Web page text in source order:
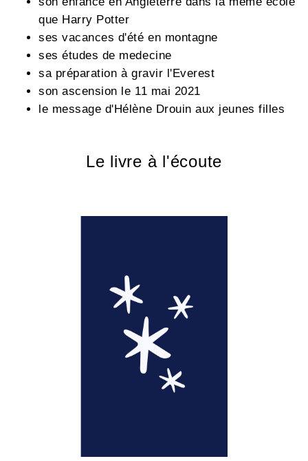
que Harry Potter
ses vacances d'été en montagne
ses études de medecine
sa préparation à gravir l'Everest
son ascension le 11 mai 2021
le message d'Hélène Drouin aux jeunes filles
Le livre à l'écoute